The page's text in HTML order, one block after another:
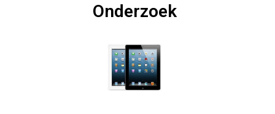
Onderzoek